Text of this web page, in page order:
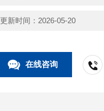
更新时间：2026-05-20
在线咨询